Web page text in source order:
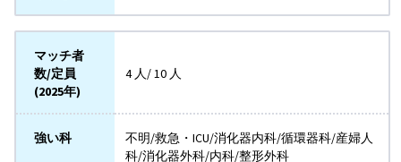
マッチ者
数/定員
(2025年)
4 人/ 10 人
強い科
不明/救急・ICU/消化器内科/循環器科/産婦人
科/消化器外科/内科/整形外科